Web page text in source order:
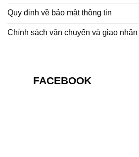
Quy định về bảo mật thông tin
Chính sách vận chuyển và giao nhận
FACEBOOK